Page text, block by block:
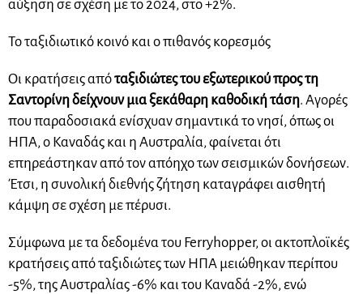
αύξηση σε σχέση με το 2024, στο +2%.
Το ταξιδιωτικό κοινό και ο πιθανός κορεσμός
Οι κρατήσεις απόταξιδιώτες του εξωτερικού προς τη
Σαντορίνη δείχνουν μια ξεκάθαρη καθοδική τάση. Αγορές
που παραδοσιακά ενίσχυαν σημαντικά το νησί, όπως οι
ΗΠΑ, ο Καναδάς και η Αυστραλία, φαίνεται ότι
επηρεάστηκαν από τον απόηχο των σεισμικών δονήσεων.
Έτσι, η συνολική διεθνής ζήτηση καταγράφει αισθητή
κάμψη σε σχέση με πέρυσι.
Σύμφωνα με τα δεδομένα του Ferryhopper, οι ακτοπλοϊκές
κρατήσεις από ταξιδιώτες των ΗΠΑ μειώθηκαν περίπου
-5%, της Αυστραλίας -6% και του Καναδά -2%, ενώ